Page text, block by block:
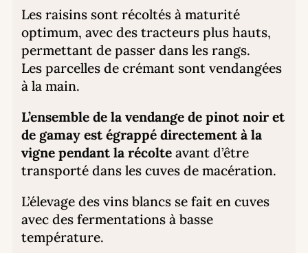
Les raisins sont récoltés à maturité
optimum, avec des tracteurs plus hauts,
permettant de passer dans les rangs.
Les parcelles de crémant sont vendangées
à la main.
L’ensemble de la vendange de pinot noir et
de gamay est égrappé directement à la
vigne pendant la récolte avant d’être
transporté dans les cuves de macération.
L’élevage des vins blancs se fait en cuves
avec des fermentations à basse
température.